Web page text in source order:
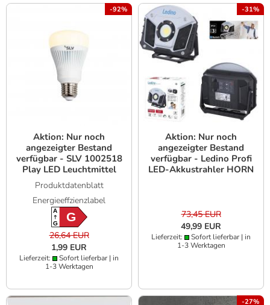
-92%
Aktion: Nur noch
angezeigter Bestand
verfügbar - SLV 1002518
Play LED Leuchtmittel
E27 RGBW 240° 11.5W
Smarthome
Produktdatenblatt
Energieeffzienzlabel
A
GG
26,64 EUR
1,99 EUR
Lieferzeit:
Sofort lieferbar | in
1-3 Werktagen
-31%
Aktion: Nur noch
angezeigter Bestand
verfügbar - Ledino Profi
LED-Akkustrahler HORN
73,45 EUR
49,99 EUR
Lieferzeit:
Sofort lieferbar | in
1-3 Werktagen
-27%